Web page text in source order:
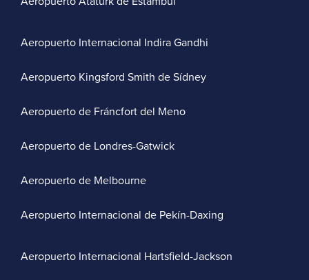
Aeropuerto Internacional Indira Gandhi
Aeropuerto Kingsford Smith de Sídney
Aeropuerto de Fráncfort del Meno
Aeropuerto de Londres-Gatwick
Aeropuerto de Melbourne
Aeropuerto Internacional de Pekín-Daxing
Aeropuerto Internacional Hartsfield-Jackson